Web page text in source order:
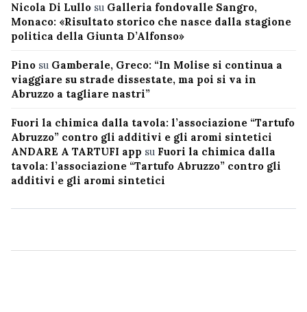
Nicola Di Lullo su Galleria fondovalle Sangro,
Monaco: «Risultato storico che nasce dalla stagione
politica della Giunta D’Alfonso»
Pino su Gamberale, Greco: “In Molise si continua a
viaggiare su strade dissestate, ma poi si va in
Abruzzo a tagliare nastri”
Fuori la chimica dalla tavola: l’associazione “Tartufo
Abruzzo” contro gli additivi e gli aromi sintetici
ANDARE A TARTUFI app su Fuori la chimica dalla
tavola: l’associazione “Tartufo Abruzzo” contro gli
additivi e gli aromi sintetici